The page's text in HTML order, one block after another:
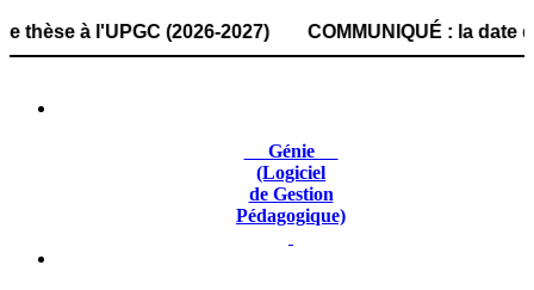
à l'UPGC (2026-2027) COMMUNIQUÉ : la date
Génie
(Logiciel
de Gestion
Pédagogique)